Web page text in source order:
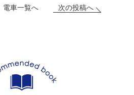
電車一覧へ 次の投稿へ